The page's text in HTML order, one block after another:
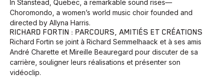
In Stanstead, Quebec, a remarkable sound rises—
Choromondo, a women’s world music choir founded and
directed by Allyna Harris.
RICHARD FORTIN : PARCOURS, AMITIÉS ET CRÉATIONS
Richard Fortin se joint à Richard Semmelhaack et à ses amis
André Charette et Mireille Beauregard pour discuter de sa
carrière, souligner leurs réalisations et présenter son
vidéoclip.